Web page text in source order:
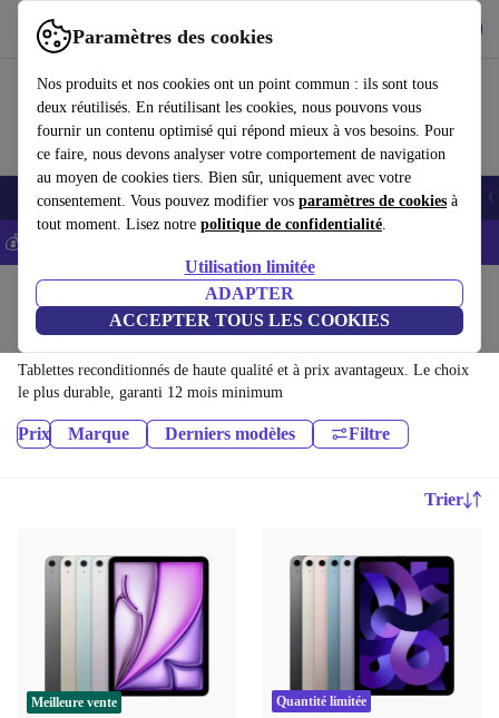
Paramètres des cookies
Nos produits et nos cookies ont un point commun : ils sont tous
deux réutilisés. En réutilisant les cookies, nous pouvons vous
fournir un contenu optimisé qui répond mieux à vos besoins. Pour
ce faire, nous devons analyser votre comportement de navigation
au moyen de cookies tiers. Bien sûr, uniquement avec votre
consentement. Vous pouvez modifier vos paramètres de cookies à
tout moment. Lisez notre politique de confidentialité.
Utilisation limitée
ADAPTER
ACCEPTER TOUS LES COOKIES
Utilisez refurbed rapidement et facilement
Smartphones Laptops Tablettes Montres connectées Accessoires
💰-5% EXTRA sur les iPhones – Code: IPHONEDEAL -
Tablettes:
Tablettes reconditionnés de haute qualité et à prix avantageux. Le choix
le plus durable, garanti 12 mois minimum
Prix Marque Derniers modèles Filtre
Trier
Meilleure vente Quantité limitée